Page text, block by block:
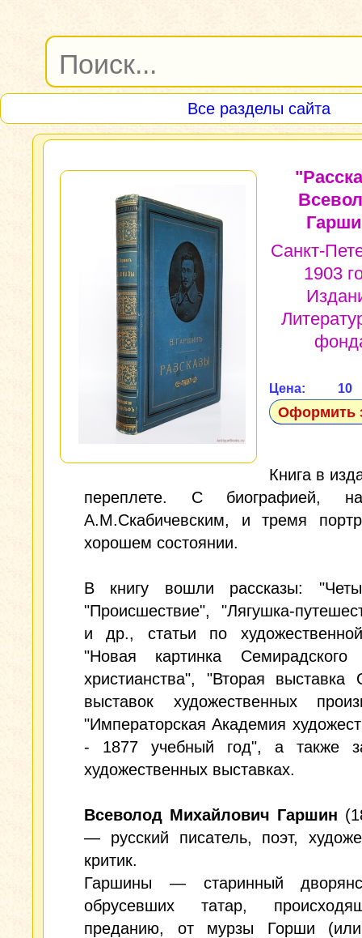
Все разделы сайта
Санкт-
1903
Цена:
Оформить
Книга в
переплете. С биографией,
А.М.Скабичевским, и тремя
хорошем состоянии.
В книгу вошли рассказы:
"Происшествие", "Лягушка-
и др., статьи по
"Новая картинка Семирадского
христианства", "Вторая выставка
выставок художественных
"Императорская Академия
- 1877 учебный год", а также
художественных выставках.
Всеволод Михайлович Гаршин
— русский писатель, поэт,
критик.
Гаршины — старинный
обрусевших татар,
преданию, от мурзы Горши